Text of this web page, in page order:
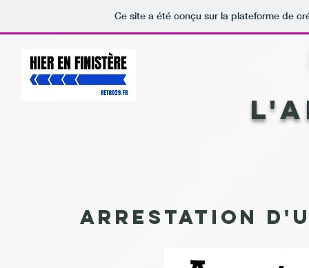
Ce site a été conçu sur la plateforme de
Arrestation